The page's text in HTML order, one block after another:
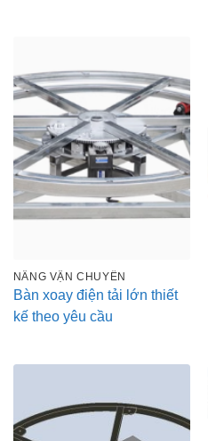
NÂNG VẬN CHUYỂN
Bàn xoay điện tải lớn thiết
kế theo yêu cầu